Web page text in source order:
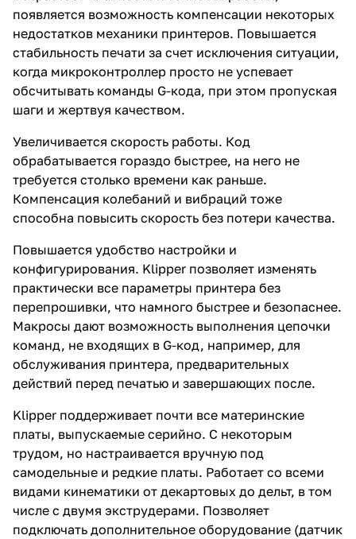
появляется возможность компенсации некоторых
недостатков механики принтеров. Повышается
стабильность печати за счет исключения ситуации,
когда микроконтроллер просто не успевает
обсчитывать команды G-кода, при этом пропуская
шаги и жертвуя качеством.
Увеличивается скорость работы. Код
обрабатывается гораздо быстрее, на него не
требуется столько времени как раньше.
Компенсация колебаний и вибраций тоже
способна повысить скорость без потери качества.
Повышается удобство настройки и
конфигурирования. Klipper позволяет изменять
практически все параметры принтера без
перепрошивки, что намного быстрее и безопаснее.
Макросы дают возможность выполнения цепочки
команд, не входящих в G-код, например, для
обслуживания принтера, предварительных
действий перед печатью и завершающих после.
Klipper поддерживает почти все материнские
платы, выпускаемые серийно. С некоторым
трудом, но настраивается вручную под
самодельные и редкие платы. Работает со всеми
видами кинематики от декартовых до дельт, в том
числе с двумя экструдерами. Позволяет
подключать дополнительное оборудование (датчик